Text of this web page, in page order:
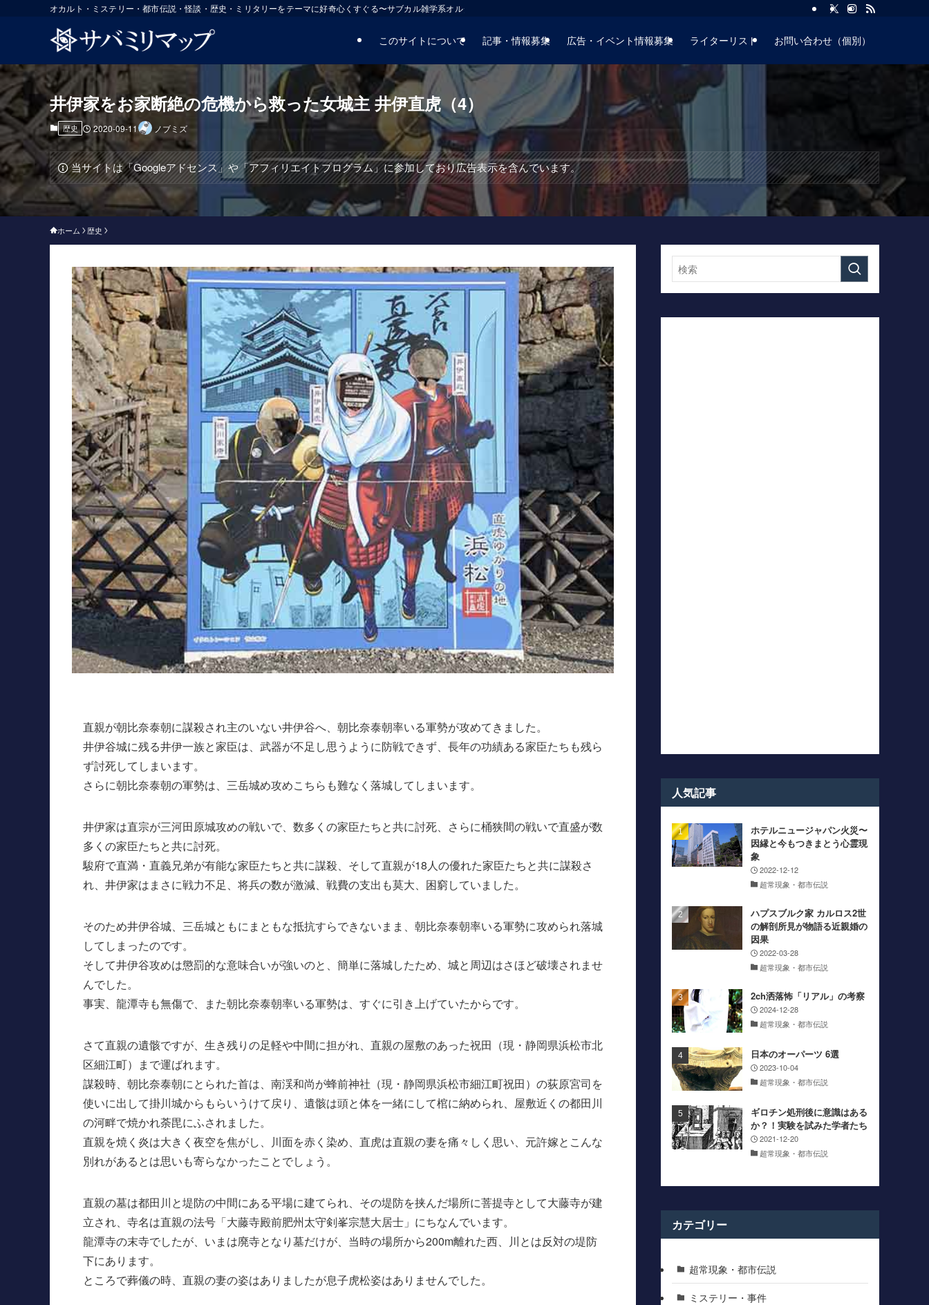
オカルト・ミステリー・都市伝説・怪談・歴史・ミリタリーをテーマに好奇心くすぐる〜サブカル雑学系オルタナティブサイト
このサイトについて 記事・情報募集 広告・イベント情報募集 ライターリスト お問い合わせ（個別）
井伊家をお家断絶の危機から救った女城主 井伊直虎（4）
歴史 2020-09-11 ノブミズ
当サイトは「Googleアドセンス」や「アフィリエイトプログラム」に参加しており広告表示を含んでいます。
ホーム 歴史
直親が朝比奈泰朝に謀殺され主のいない井伊谷へ、朝比奈泰朝率いる軍勢が攻めてきました。
井伊谷城に残る井伊一族と家臣は、武器が不足し思うように防戦できず、長年の功績ある家臣たちも残ら
ず討死してしまいます。
さらに朝比奈泰朝の軍勢は、三岳城め攻めこちらも難なく落城してしまいます。
井伊家は直宗が三河田原城攻めの戦いで、数多くの家臣たちと共に討死、さらに桶狭間の戦いで直盛が数
多くの家臣たちと共に討死。
駿府で直満・直義兄弟が有能な家臣たちと共に謀殺、そして直親が18人の優れた家臣たちと共に謀殺さ
れ、井伊家はまさに戦力不足、将兵の数が激減、戦費の支出も莫大、困窮していました。
そのため井伊谷城、三岳城ともにまともな抵抗すらできないまま、朝比奈泰朝率いる軍勢に攻められ落城
してしまったのです。
そして井伊谷攻めは懲罰的な意味合いが強いのと、簡単に落城したため、城と周辺はさほど破壊されませ
んでした。
事実、龍潭寺も無傷で、また朝比奈泰朝率いる軍勢は、すぐに引き上げていたからです。
さて直親の遺骸ですが、生き残りの足軽や中間に担がれ、直親の屋敷のあった祝田（現・静岡県浜松市北
区細江町）まで運ばれます。
謀殺時、朝比奈泰朝にとられた首は、南渓和尚が蜂前神社（現・静岡県浜松市細江町祝田）の荻原宮司を
使いに出して掛川城からもらいうけて戻り、遺骸は頭と体を一緒にして棺に納められ、屋敷近くの都田川
の河畔で焼かれ荼毘にふされました。
直親を焼く炎は大きく夜空を焦がし、川面を赤く染め、直虎は直親の妻を痛々しく思い、元許嫁とこんな
別れがあるとは思いも寄らなかったことでしょう。
直親の墓は都田川と堤防の中間にある平場に建てられ、その堤防を挟んだ場所に菩提寺として大藤寺が建
立され、寺名は直親の法号「大藤寺殿前肥州太守剣峯宗慧大居士」にちなんでいます。
龍潭寺の末寺でしたが、いまは廃寺となり墓だけが、当時の場所から200m離れた西、川とは反対の堤防
下にあります。
ところで葬儀の時、直親の妻の姿はありましたが息子虎松姿はありませんでした。
人気記事
ホテルニュージャパン火災〜
因縁と今もつきまとう心霊現
象
2022-12-12
超常現象・都市伝説
ハプスブルク家 カルロス2世
の解剖所見が物語る近親婚の
因果
2022-03-28
超常現象・都市伝説
2ch洒落怖「リアル」の考察
2024-12-28
超常現象・都市伝説
日本のオーパーツ 6選
2023-10-04
超常現象・都市伝説
ギロチン処刑後に意識はある
か？！実験を試みた学者たち
2021-12-20
超常現象・都市伝説
カテゴリー
超常現象・都市伝説
ミステリー・事件